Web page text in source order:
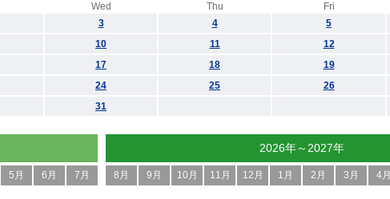
Wed Thu Fri
3 4 5
10 11 12
17 18 19
24 25 26
31
5月 6月 7月
2026年～2027年
8月 9月 10月 11月 12月 1月 2月 3月 4月